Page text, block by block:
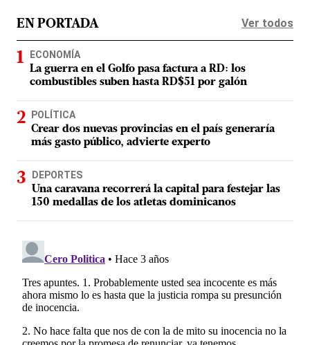
EN PORTADA Ver todos
ECONOMÍA
La guerra en el Golfo pasa factura a RD: los
combustibles suben hasta RD$51 por galón
POLÍTICA
Crear dos nuevas provincias en el país generaría
más gasto público, advierte experto
DEPORTES
Una caravana recorrerá la capital para festejar las
150 medallas de los atletas dominicanos